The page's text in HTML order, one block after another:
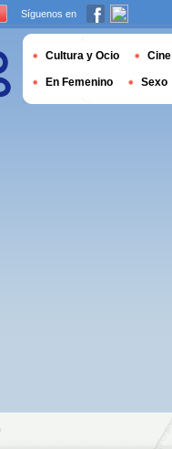
Síguenos en
Cultura y Ocio Cine
En Femenino Sexo